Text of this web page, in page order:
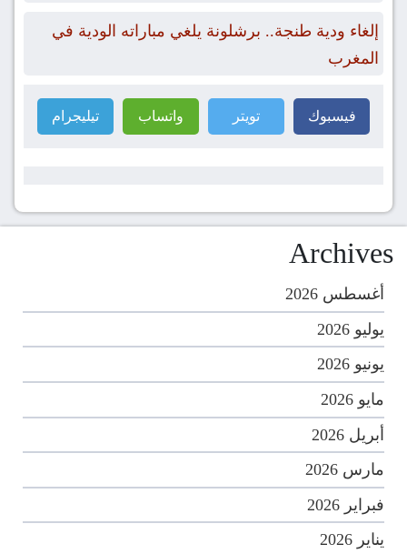
إلغاء ودية طنجة.. برشلونة يلغي مباراته الودية في
المغرب
فيسبوك تويتر واتساب تيليجرام
Archives
أغسطس 2026
يوليو 2026
يونيو 2026
مايو 2026
أبريل 2026
مارس 2026
فبراير 2026
يناير 2026